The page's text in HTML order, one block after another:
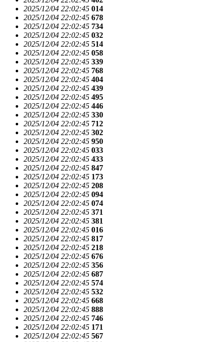
2025/12/04 22:02:45 014
2025/12/04 22:02:45 678
2025/12/04 22:02:45 734
2025/12/04 22:02:45 032
2025/12/04 22:02:45 514
2025/12/04 22:02:45 058
2025/12/04 22:02:45 339
2025/12/04 22:02:45 768
2025/12/04 22:02:45 404
2025/12/04 22:02:45 439
2025/12/04 22:02:45 495
2025/12/04 22:02:45 446
2025/12/04 22:02:45 330
2025/12/04 22:02:45 712
2025/12/04 22:02:45 302
2025/12/04 22:02:45 950
2025/12/04 22:02:45 033
2025/12/04 22:02:45 433
2025/12/04 22:02:45 847
2025/12/04 22:02:45 173
2025/12/04 22:02:45 208
2025/12/04 22:02:45 094
2025/12/04 22:02:45 074
2025/12/04 22:02:45 371
2025/12/04 22:02:45 381
2025/12/04 22:02:45 016
2025/12/04 22:02:45 817
2025/12/04 22:02:45 218
2025/12/04 22:02:45 676
2025/12/04 22:02:45 356
2025/12/04 22:02:45 687
2025/12/04 22:02:45 574
2025/12/04 22:02:45 532
2025/12/04 22:02:45 668
2025/12/04 22:02:45 888
2025/12/04 22:02:45 746
2025/12/04 22:02:45 171
2025/12/04 22:02:45 567